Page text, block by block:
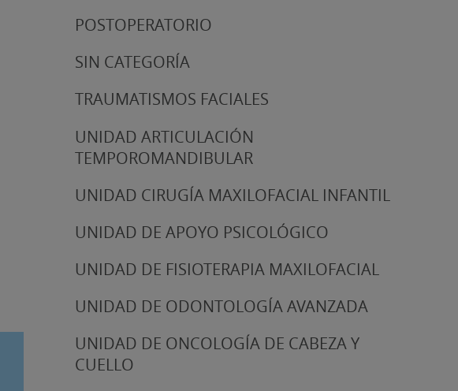
POSTOPERATORIO
SIN CATEGORÍA
TRAUMATISMOS FACIALES
UNIDAD ARTICULACIÓN
TEMPOROMANDIBULAR
UNIDAD CIRUGÍA MAXILOFACIAL INFANTIL
UNIDAD DE APOYO PSICOLÓGICO
UNIDAD DE FISIOTERAPIA MAXILOFACIAL
UNIDAD DE ODONTOLOGÍA AVANZADA
UNIDAD DE ONCOLOGÍA DE CABEZA Y
CUELLO